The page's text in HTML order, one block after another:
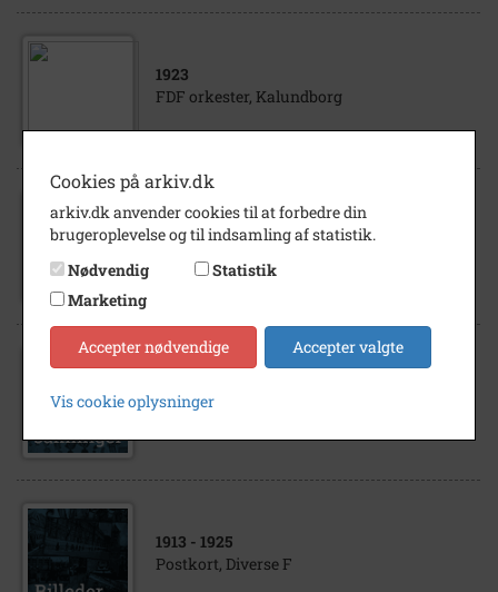
1923
FDF orkester, Kalundborg
1940- 1945
1980- 2000
Musik, orkester, spil, jazz, rytmisk musik.
1913 - 1925
Postkort, Diverse F
Cookies på arkiv.dk
arkiv.dk anvender cookies til at forbedre din
brugeroplevelse og til indsamling af statistik.
Nødvendig
Statistik
Marketing
Accepter nødvendige Accepter valgte
Vis cookie oplysninger